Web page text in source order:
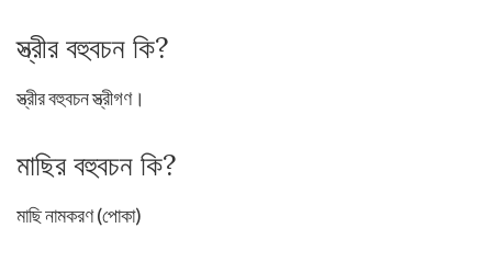
স্ত্রীর বহুবচন কি?
স্ত্রীর বহুবচন স্ত্রীগণ।
মাছির বহুবচন কি?
মাছি নামকরণ (পোকা)